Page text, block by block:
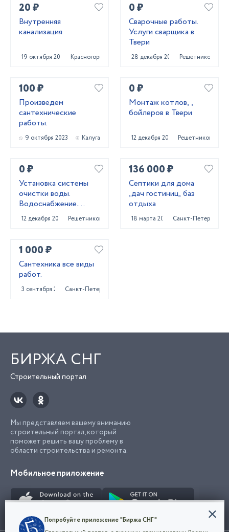
20 ₽
Внутренняя
канализация
19 октября 2020 Красногорск
0 ₽
Сварочные работы.
Услуги сварщика в
Твери
28 декабря 2020 Решетниково
100 ₽
Произведем
сантехнические
работы.
9 октября 2023 Калуга
0 ₽
Монтаж котлов, ,
бойлеров в Твери
12 декабря 2021 Решетниково
0 ₽
Установка системы
очистки воды.
Водоснабжение.
Осмос
12 декабря 2021 Решетниково
136 000 ₽
Септики для дома
,дач гостиниц, баз
отдыха
18 марта 2024 Санкт-Петербург
1 000 ₽
Сантехника все виды
работ.
3 сентября 2023Санкт-Петербург
БИРЖА СНГ
Строительный портал
Мы представляем вашему вниманию
строительный портал, который
поможет решить вашу проблему в
области строительства и ремонта.
Мобильное приложение
Конфиденциальность
Попробуйте приложение "Биржа СНГ"